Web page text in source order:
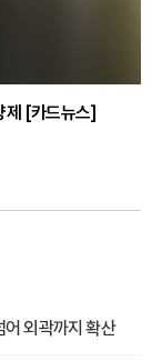
제 [카드뉴스]
외곽까지 확산